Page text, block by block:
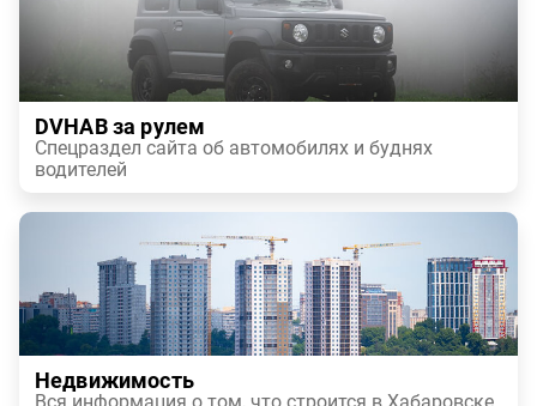
DVHAB за рулем
Спецраздел сайта об автомобилях и буднях
водителей
Недвижимость